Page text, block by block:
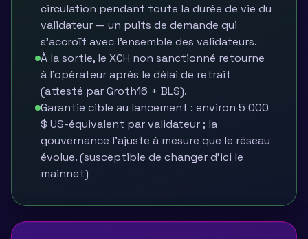
circulation pendant toute la durée de vie du
validateur — un puits de demande qui
s'accroît avec l'ensemble des validateurs.
À la sortie, le XCH non sanctionné retourne
à l'opérateur après le délai de retrait
(attesté par Groth16 + BLS).
Garantie cible au lancement : environ 5 000
$ US-équivalent par validateur ; la
gouvernance l'ajuste à mesure que le réseau
évolue. (susceptible de changer d'ici le
mainnet)